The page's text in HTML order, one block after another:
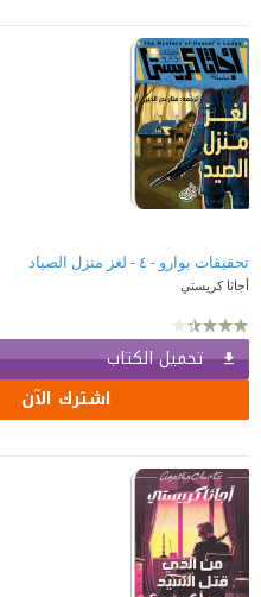
تحقيقات بوارو - ٤ - لغز منزل الصياد
أجاثا كريستي
تحميل الكتاب
اشترك الآن